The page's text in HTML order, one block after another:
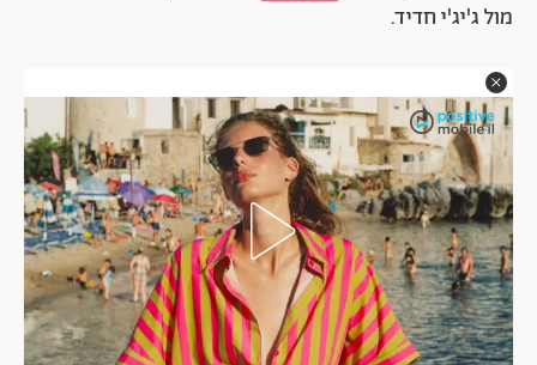
מול ג'יג'י חדיד.